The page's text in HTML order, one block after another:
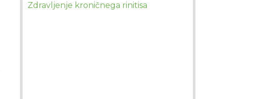
Zdravljenje kroničnega rinitisa